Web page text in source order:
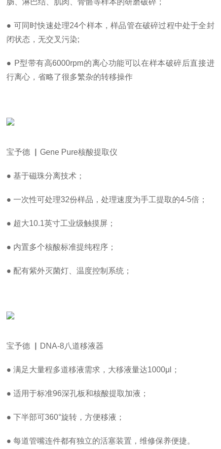
肠、淋巴结、肌肉、骨骼等样本的研磨破碎；
● 可同时快速处理24个样本，样品管在破碎过程中处于全封
闭状态，无交叉污染;
● P型带有高6000rpm的离心功能可以在样本破碎后直接进
行离心，省略了很多繁杂的转移操作
宝予德 ▏Gene Pure核酸提取仪
● 基于磁珠分离技术；
● 一次性可处理32份样品，处理速度为手工提取的4-5倍；
● 超大10.1英寸工业级触摸屏；
● 内置多个核酸标准提纯程序；
● 配有紫外灭菌灯、温度控制系统；
宝予德 ▏DNA-8八道移液器
● 满足大量程多道移液需求，大移液量达1000μl；
● 适用于标准96深孔板和核酸提取加液；
● 下半部可360°旋转，方便移液；
● 每道管嘴连件都有独立的活塞装置，维修保养便捷。